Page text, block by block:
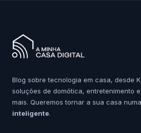
Blog sobre tecnologia em casa, desde
soluções de domótica, entretenimento
mais. Queremos tornar a sua casa numa
inteligente.